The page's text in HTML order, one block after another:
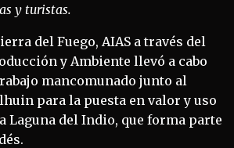
y turistas.
del Fuego, AIAS a través del
y Ambiente llevó a cabo
mancomunado junto al
para la puesta en valor y uso
Laguna del Indio, que forma parte